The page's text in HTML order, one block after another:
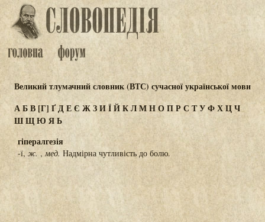
Великий тлумачний словник (ВТС) сучасної української мови
АБВ[Г] ҐДЕЄ ЖЗИЇЙКЛМНОПР СТУФХЦЧ
ШЩЮЯЬ
гіпералгезія
-ї, ж. ,мед.Надмірна чутливість до болю.